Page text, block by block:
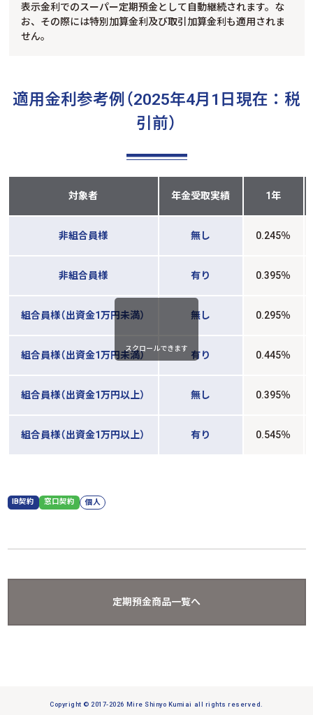
表示金利でのスーパー定期預金として自動継続されます。な
お、その際には特別加算金利及び取引加算金利も適用されま
せん。
適用金利参考例（2025年4月1日現在：税
引前）
対象者 年金受取実績 1年
非組合員様 無し 0.245％
非組合員様 有り 0.395％
組合員様（出資金1万円未満） 無し 0.295％
組合員様（出資金1万円未満） 有り 0.445％
組合員様（出資金1万円以上） 無し 0.395％
組合員様（出資金1万円以上） 有り 0.545％
スクロールできます
IB契約 窓口契約 個人
定期預金商品一覧へ
Copyright © 2017-2026 Mire Shinyo Kumiai all rights reserved.